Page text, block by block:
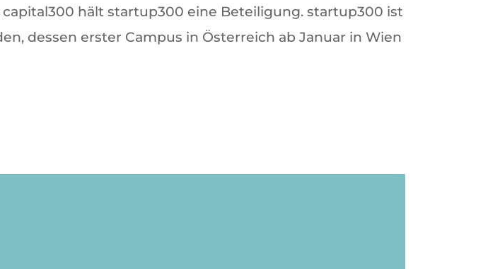
hält startup300 eine Beteiligung. startup300 ist
dessen erster Campus in Österreich ab Januar in Wien